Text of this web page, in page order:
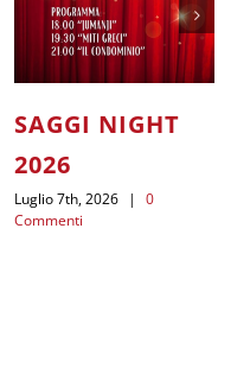
SAGGI NIGHT
2026
Luglio 7th, 2026 |
0
Commenti